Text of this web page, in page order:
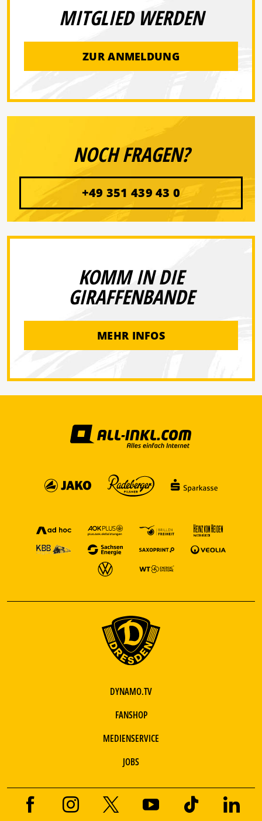
MITGLIED WERDEN
ZUR ANMELDUNG
NOCH FRAGEN?
+49 351 439 43 0
KOMM IN DIE
GIRAFFENBANDE
MEHR INFOS
DYNAMO.TV
FANSHOP
MEDIENSERVICE
JOBS